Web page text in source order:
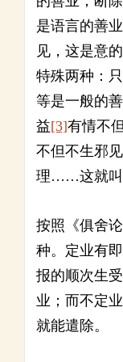
是语言的善
见，这是意
特殊两种：
等是一般的
益[3]有情不
不但不生邪
理……这就叫
按照《俱舍
种。定业有
报的顺次生
业；而不定
就能遣除。